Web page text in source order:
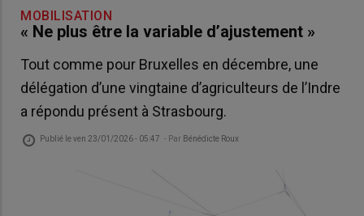
MOBILISATION
« Ne plus être la variable d’ajustement »
Tout comme pour Bruxelles en décembre, une
délégation d’une vingtaine d’agriculteurs de l’Indre
a répondu présent à Strasbourg.
Publié leven 23/01/2026 - 05:47 - Par Bénédicte Roux